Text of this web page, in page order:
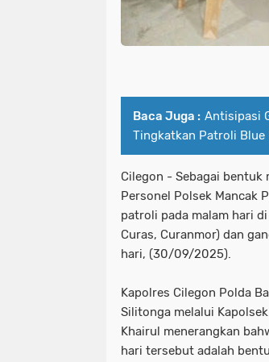
Baca Juga : Antisipasi
Tingkatkan Patroli Blue
Cilegon - Sebagai bentuk
Personel Polsek Mancak
patroli pada malam hari
Curas, Curanmor) dan
hari, (30/09/2025).
Kapolres Cilegon Polda
Silitonga melalui
Khairul menerangkan
hari tersebut adalah